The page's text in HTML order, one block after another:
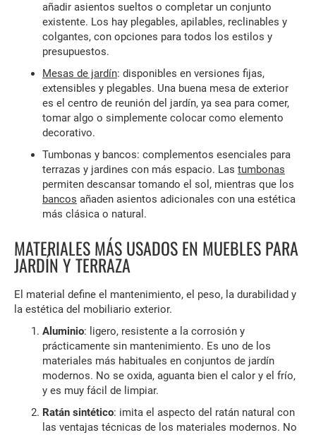
añadir asientos sueltos o completar un conjunto
existente. Los hay plegables, apilables, reclinables y
colgantes, con opciones para todos los estilos y
presupuestos.
Mesas de jardín: disponibles en versiones fijas,
extensibles y plegables. Una buena mesa de exterior
es el centro de reunión del jardín, ya sea para comer,
tomar algo o simplemente colocar como elemento
decorativo.
Tumbonas y bancos: complementos esenciales para
terrazas y jardines con más espacio. Las tumbonas
permiten descansar tomando el sol, mientras que los
bancos añaden asientos adicionales con una estética
más clásica o natural.
MATERIALES MÁS USADOS EN MUEBLES PARA
JARDÍN Y TERRAZA
El material define el mantenimiento, el peso, la durabilidad y
la estética del mobiliario exterior.
Aluminio: ligero, resistente a la corrosión y
prácticamente sin mantenimiento. Es uno de los
materiales más habituales en conjuntos de jardín
modernos. No se oxida, aguanta bien el calor y el frío,
y es muy fácil de limpiar.
Ratán sintético: imita el aspecto del ratán natural con
las ventajas técnicas de los materiales modernos. No